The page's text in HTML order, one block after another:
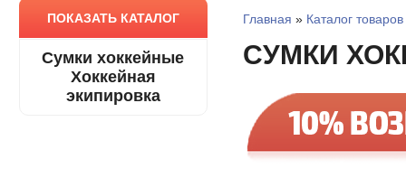
ПОКАЗАТЬ КАТАЛОГ
Сумки хоккейные
Хоккейная
экипировка
Главная » Каталог товаров
СУМКИ